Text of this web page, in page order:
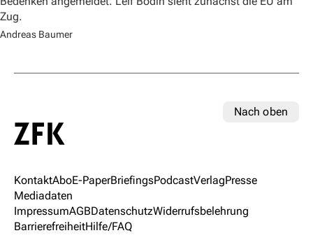
Zug.
Andreas Baumer
Nach oben
KontaktAboE-PaperBriefingsPodcastVerlagPresse
Mediadaten
ImpressumAGBDatenschutzWiderrufsbelehrung
BarrierefreiheitHilfe/FAQ